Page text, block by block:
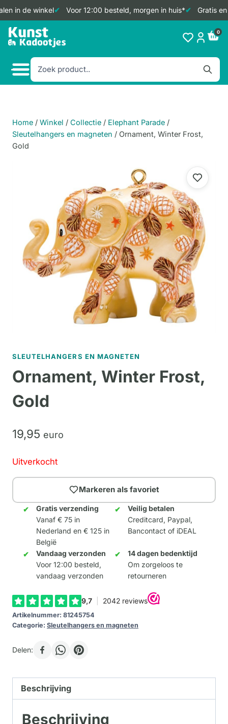
in de winkel Voor 12:00 besteld, morgen in huis* Gratis
Doorgaan
naar
0
Home / Winkel / Collectie / Elephant Parade /
Sleutelhangers en magneten / Ornament, Winter Frost,
Gold
SLEUTELHANGERS EN MAGNETEN
Ornament, Winter Frost,
Gold
19,95 euro
Uitverkocht
Markeren als favoriet
Gratis verzending
Vanaf € 75 in
Nederland en € 125 in
België
Veilig betalen
Creditcard, Paypal,
Bancontact of iDEAL
Vandaag verzonden
Voor 12:00 besteld,
vandaag verzonden
14 dagen bedenktijd
Om zorgeloos te
retourneren
Artikelnummer: 81245754
Categorie: Sleutelhangers en magneten
Delen:
Beschrijving
Beschrijving